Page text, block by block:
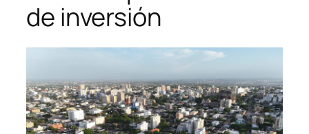
de inversión